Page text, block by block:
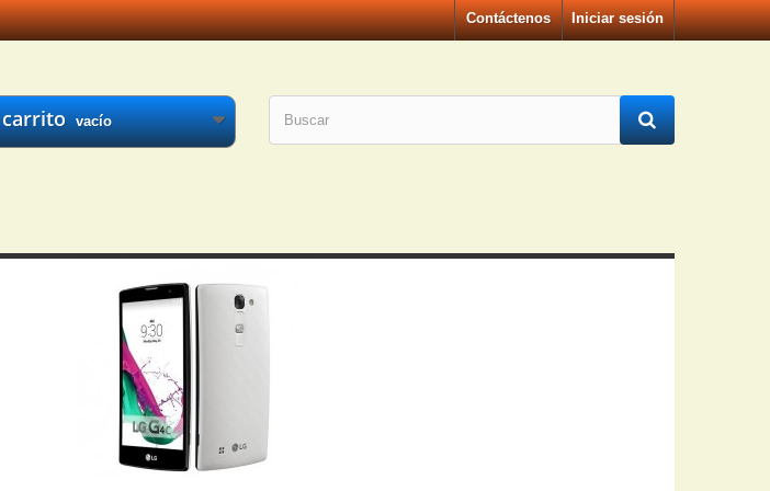
Iniciar sesión
Contáctenos
carrito vacío